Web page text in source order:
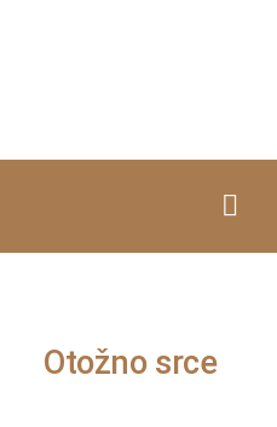
Otožno srce